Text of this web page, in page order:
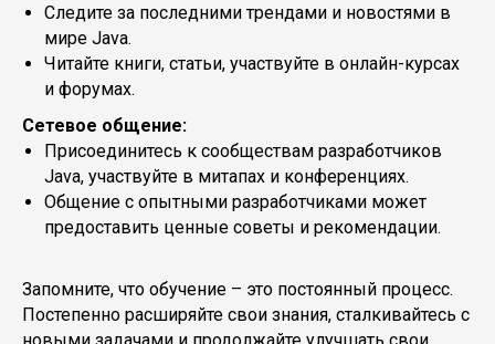
Следите за последними трендами и новостями в
мире Java.
Читайте книги, статьи, участвуйте в онлайн-курсах
и форумах.
Сетевое общение:
Присоединитесь к сообществам разработчиков
Java, участвуйте в митапах и конференциях.
Общение с опытными разработчиками может
предоставить ценные советы и рекомендации.
Запомните, что обучение – это постоянный процесс.
Постепенно расширяйте свои знания, сталкивайтесь с